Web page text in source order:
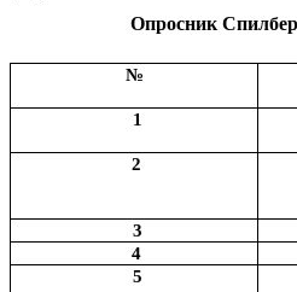
Опросник
№
1
2
3
4
5